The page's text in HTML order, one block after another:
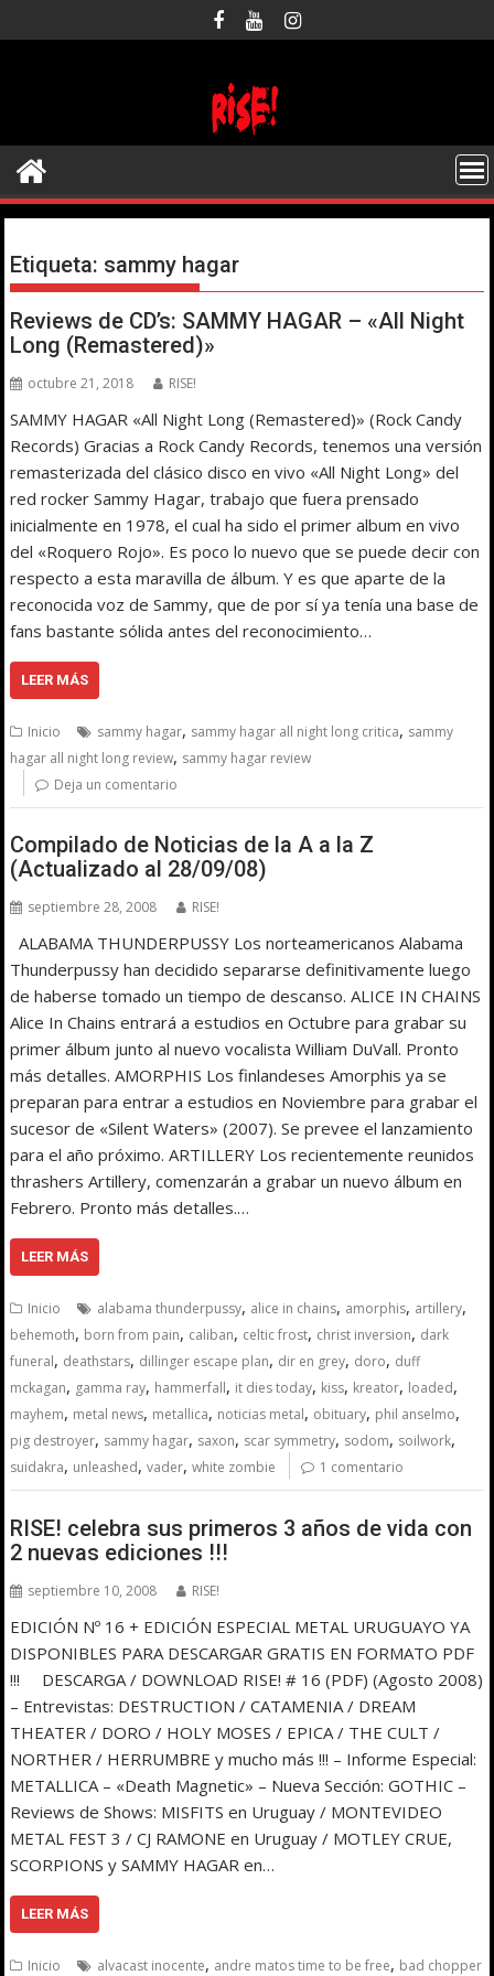
al
Etiqueta: sammy hagar
Reviews de CD’s: SAMMY HAGAR – «All Night
Long (Remastered)»
octubre 21, 2018 RISE!
SAMMY HAGAR «All Night Long (Remastered)» (Rock Candy
Records) Gracias a Rock Candy Records, tenemos una versión
remasterizada del clásico disco en vivo «All Night Long» del
red rocker Sammy Hagar, trabajo que fuera prensado
inicialmente en 1978, el cual ha sido el primer album en vivo
del «Roquero Rojo». Es poco lo nuevo que se puede decir con
respecto a esta maravilla de álbum. Y es que aparte de la
reconocida voz de Sammy, que de por sí ya tenía una base de
fans bastante sólida antes del reconocimiento…
LEER MÁS
Inicio sammy hagar, sammy hagar all night long critica, sammy
hagar all night long review, sammy hagar review
Deja un comentario
Compilado de Noticias de la A a la Z
(Actualizado al 28/09/08)
septiembre 28, 2008 RISE!
ALABAMA THUNDERPUSSY Los norteamericanos Alabama
Thunderpussy han decidido separarse definitivamente luego
de haberse tomado un tiempo de descanso. ALICE IN CHAINS
Alice In Chains entrará a estudios en Octubre para grabar su
primer álbum junto al nuevo vocalista William DuVall. Pronto
más detalles. AMORPHIS Los finlandeses Amorphis ya se
preparan para entrar a estudios en Noviembre para grabar el
sucesor de «Silent Waters» (2007). Se prevee el lanzamiento
para el año próximo. ARTILLERY Los recientemente reunidos
thrashers Artillery, comenzarán a grabar un nuevo álbum en
Febrero. Pronto más detalles.…
LEER MÁS
Inicio alabama thunderpussy, alice in chains, amorphis, artillery,
behemoth, born from pain, caliban, celtic frost, christ inversion, dark
funeral, deathstars, dillinger escape plan, dir en grey, doro, duff
mckagan, gamma ray, hammerfall, it dies today, kiss, kreator, loaded,
mayhem, metal news, metallica, noticias metal, obituary, phil anselmo,
pig destroyer, sammy hagar, saxon, scar symmetry, sodom, soilwork,
suidakra, unleashed,vader,white zombie 1 comentario
RISE! celebra sus primeros 3 años de vida con
2 nuevas ediciones !!!
septiembre 10, 2008 RISE!
EDICIÓN Nº 16 + EDICIÓN ESPECIAL METAL URUGUAYO YA
DISPONIBLES PARA DESCARGAR GRATIS EN FORMATO PDF
!!! DESCARGA / DOWNLOAD RISE! # 16 (PDF) (Agosto 2008)
– Entrevistas: DESTRUCTION / CATAMENIA / DREAM
THEATER / DORO / HOLY MOSES / EPICA / THE CULT /
NORTHER / HERRUMBRE y mucho más !!! – Informe Especial:
METALLICA – «Death Magnetic» – Nueva Sección: GOTHIC –
Reviews de Shows: MISFITS en Uruguay / MONTEVIDEO
METAL FEST 3 / CJ RAMONE en Uruguay / MOTLEY CRUE,
SCORPIONS y SAMMY HAGAR en…
LEER MÁS
Inicio alvacast inocente, andre matos time to be free, bad chopper